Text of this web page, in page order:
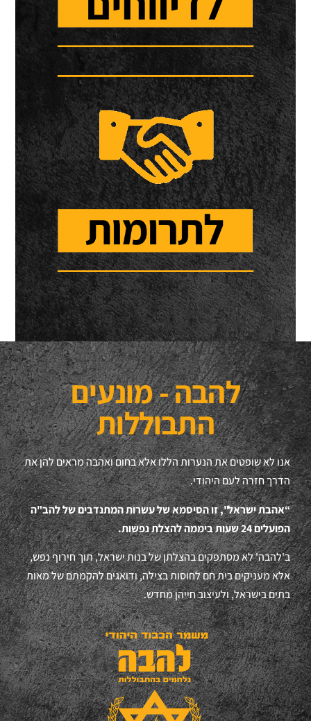
להבה - מונעים
התבוללות
אנו לא שופטים את הנערות הללו אלא בחום ואהבה מראים להן את
הדרך חזרה לעם היהודי.
“אהבת ישראל", זו הסיסמא של עשרות המתנדבים של להב"ה
הפועלים 24 שעות ביממה להצלת נפשות.
ב'להבה' לא מסתפקים בהצלתן של בנות ישראל, תוך חירוף נפש,
אלא מעניקים בית חם לחוסות בצילה, ודואגים להקמתם של מאות
בתים בישראל, ולעיצוב חייהן מחדש.